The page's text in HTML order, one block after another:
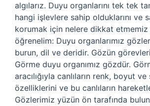
algılarız. Duyu organlarını tek tek
hangi işlevlere sahip olduklarını ve
korumak için nelere dikkat
öğrenelim: Duyu organlarımız
burun, dil ve deridir. Gözün görevleri
Görme duyu organımız gözdür.
aracılığıyla canlıların renk, boyut
özelliklerini ve bu canlıların
Gözlerimiz yüzün ön tarafında